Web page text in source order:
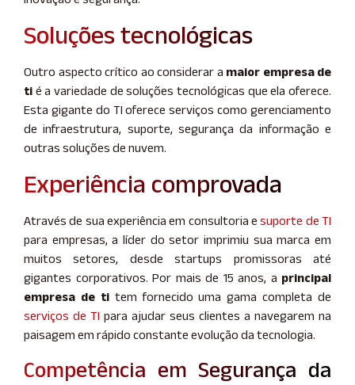
Soluções tecnológicas
Outro aspecto crítico ao considerar a maior empresa de
ti é a variedade de soluções tecnológicas que ela oferece.
Esta gigante do TI oferece serviços como gerenciamento
de infraestrutura, suporte, segurança da informação e
outras soluções de nuvem.
Experiência comprovada
Através de sua experiência em consultoria esuporte de TI
para empresas, a líder do setor imprimiu sua marca em
muitos setores, desde startups promissoras até
gigantes corporativos. Por mais de 15 anos, a principal
empresa de titem fornecido uma gama completa de
serviços de TI para ajudar seus clientes a navegarem na
paisagem em rápido constante evolução da tecnologia.
Competência em Segurança da